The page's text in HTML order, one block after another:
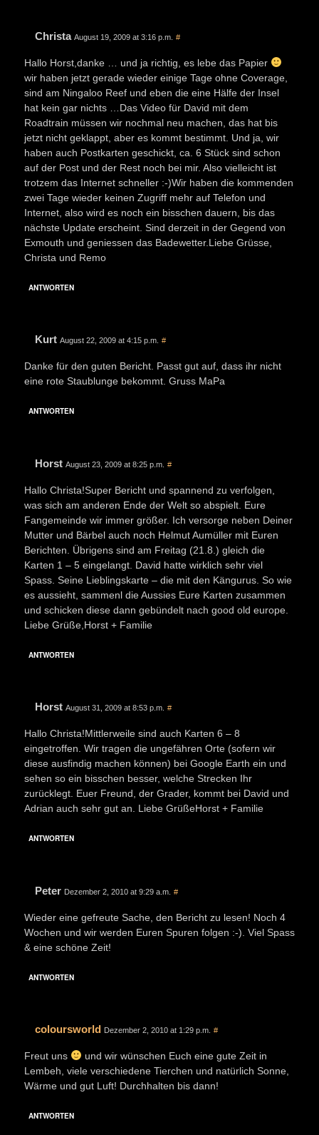
Christa August 19, 2009 at 3:16 p.m. #
Hallo Horst,danke … und ja richtig, es lebe das Papier
wir haben jetzt gerade wieder einige Tage ohne Coverage,
sind am Ningaloo Reef und eben die eine Hälfe der Insel
hat kein gar nichts …Das Video für David mit dem
Roadtrain müssen wir nochmal neu machen, das hat bis
jetzt nicht geklappt, aber es kommt bestimmt. Und ja, wir
haben auch Postkarten geschickt, ca. 6 Stück sind schon
auf der Post und der Rest noch bei mir. Also vielleicht ist
trotzem das Internet schneller :-)Wir haben die kommenden
zwei Tage wieder keinen Zugriff mehr auf Telefon und
Internet, also wird es noch ein bisschen dauern, bis das
nächste Update erscheint. Sind derzeit in der Gegend von
Exmouth und geniessen das Badewetter.Liebe Grüsse,
Christa und Remo
ANTWORTEN
Kurt August 22, 2009 at 4:15 p.m. #
Danke für den guten Bericht. Passt gut auf, dass ihr nicht
eine rote Staublunge bekommt. Gruss MaPa
ANTWORTEN
Horst August 23, 2009 at 8:25 p.m. #
Hallo Christa!Super Bericht und spannend zu verfolgen,
was sich am anderen Ende der Welt so abspielt. Eure
Fangemeinde wir immer größer. Ich versorge neben Deiner
Mutter und Bärbel auch noch Helmut Aumüller mit Euren
Berichten. Übrigens sind am Freitag (21.8.) gleich die
Karten 1 – 5 eingelangt. David hatte wirklich sehr viel
Spass. Seine Lieblingskarte – die mit den Kängurus. So wie
es aussieht, sammenl die Aussies Eure Karten zusammen
und schicken diese dann gebündelt nach good old europe.
Liebe Grüße,Horst + Familie
ANTWORTEN
Horst August 31, 2009 at 8:53 p.m. #
Hallo Christa!Mittlerweile sind auch Karten 6 – 8
eingetroffen. Wir tragen die ungefähren Orte (sofern wir
diese ausfindig machen können) bei Google Earth ein und
sehen so ein bisschen besser, welche Strecken Ihr
zurücklegt. Euer Freund, der Grader, kommt bei David und
Adrian auch sehr gut an. Liebe GrüßeHorst + Familie
ANTWORTEN
Peter Dezember 2, 2010 at 9:29 a.m. #
Wieder eine gefreute Sache, den Bericht zu lesen! Noch 4
Wochen und wir werden Euren Spuren folgen :-). Viel Spass
& eine schöne Zeit!
ANTWORTEN
coloursworld Dezember 2, 2010 at 1:29 p.m. #
Freut uns
und wir wünschen Euch eine gute Zeit in
Lembeh, viele verschiedene Tierchen und natürlich Sonne,
Wärme und gut Luft! Durchhalten bis dann!
ANTWORTEN